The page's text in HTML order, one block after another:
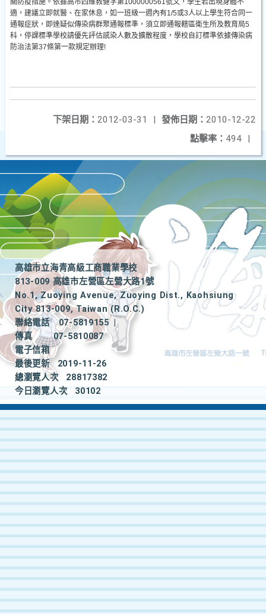
關防疫措施。依據高市四維教健字第1000000561號文，學生若出現身體不
適，建議立即就醫、在家休息，如一班級一週內有1/5或3人以上學生符合同一
通報症狀，即達疑似傳染病群聚通報標準，須立即通報轄區衛生所及教育局5
科，停課標準學校請優先評估感染人數及擴散程度，學校自訂標準依據傳染病
防治法第37條第一款規定辦理!
發佈日期： 2010-12-22
下架日期： 2012-03-31
|
點擊率： 494 |
高雄市立海青高級工商職業學校
813-009 高雄市左營區左營大路1號
No.1, Zuoying Avenue, Zuoying Dist., Kaohsiung
City 813-009, Taiwan (R.O.C.)
聯絡電話
07-5819155
|
傳真
07-5810087
電子信箱
最後更新
2019-11-26
總瀏覽人次
28817382
今日瀏覽人次
30102